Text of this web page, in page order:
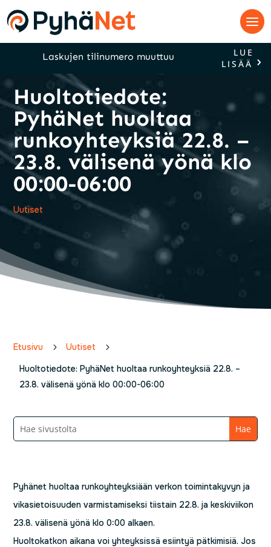
Laskujen tilinumero muuttuu
LUE
LISÄÄ
Huoltotiedote:
PyhäNet huoltaa
runkoyhteyksiä 22.8. –
23.8. välisenä yönä klo
00:00-06:00
Uutiset
Etusivu 5 Uutiset
5
Huoltotiedote: PyhäNet huoltaa runkoyhteyksiä 22.8. –
23.8. välisenä yönä klo 00:00-06:00
Pyhänet huoltaa runkoyhteyksiään verkon toimintakyvyn ja
vikasietoisuuden varmistamiseksi tiistain 22.8. ja keskiviikon
23.8. välisenä yönä klo 0:00 alkaen.
Huoltokatkon aikana voi yhteyksissä esiintyä pätkimisiä. Jos